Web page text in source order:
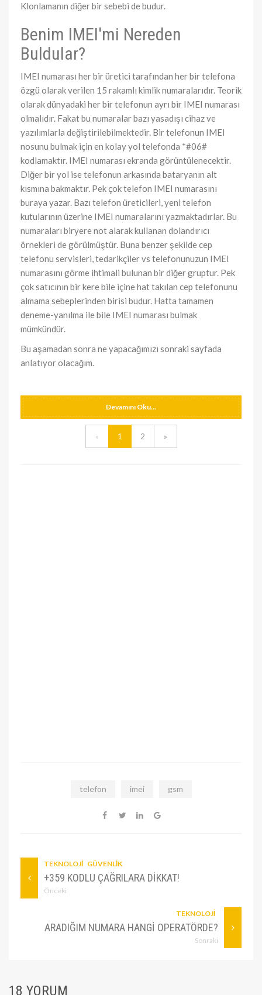
Klonlamanın diğer bir sebebi de budur.
Benim IMEI'mi Nereden
Buldular?
IMEI numarası her bir üretici tarafından her bir telefona
özgü olarak verilen 15 rakamlı kimlik numaralarıdır. Teorik
olarak dünyadaki her bir telefonun ayrı bir IMEI numarası
olmalıdır. Fakat bu numaralar bazı yasadışı cihaz ve
yazılımlarla değiştirilebilmektedir. Bir telefonun IMEI
nosunu bulmak için en kolay yol telefonda *#06#
kodlamaktır. IMEI numarası ekranda görüntülenecektir.
Diğer bir yol ise telefonun arkasında bataryanın alt
kısmına bakmaktır. Pek çok telefon IMEI numarasını
buraya yazar. Bazı telefon üreticileri, yeni telefon
kutularının üzerine IMEI numaralarını yazmaktadırlar. Bu
numaraları biryere not alarak kullanan dolandırıcı
örnekleri de görülmüştür. Buna benzer şekilde cep
telefonu servisleri, tedarikçiler vs telefonunuzun IMEI
numarasını görme ihtimali bulunan bir diğer gruptur. Pek
çok satıcının bir kere bile içine hat takılan cep telefonunu
almama sebeplerinden birisi budur. Hatta tamamen
deneme-yanılma ile bile IMEI numarası bulmak
mümkündür.
Bu aşamadan sonra ne yapacağımızı sonraki sayfada
anlatıyor olacağım.
Devamını Oku...
« 1 2 »
telefon imei gsm
TEKNOLOJI GÜVENLIK
+359 KODLU ÇAĞRILARA DIKKAT!
Önceki
TEKNOLOJI
ARADIĞIM NUMARA HANGI OPERATÖRDE?
Sonraki
18 YORUM